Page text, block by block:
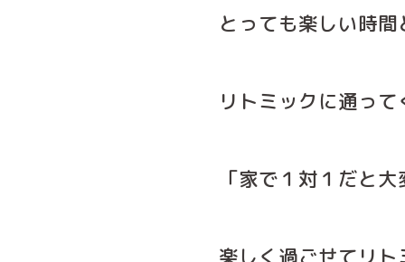
とっても楽しい時
リトミックに通っ
「家で１対１だと